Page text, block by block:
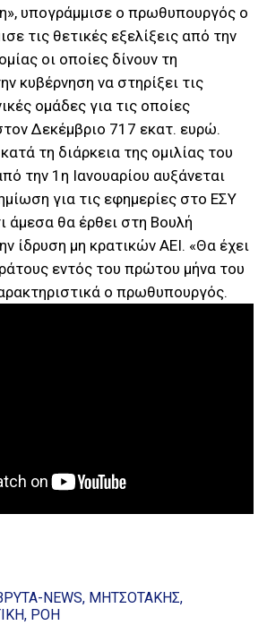
υπογράμμισε ο πρωθυπουργός ο
τις θετικές εξελίξεις από την
οι οποίες δίνουν τη
κυβέρνηση να στηρίξει τις
ομάδες για τις οποίες
Δεκέμβριο 717 εκατ. ευρώ.
τη διάρκεια της ομιλίας του
την 1η Ιανουαρίου αυξάνεται
για τις εφημερίες στο ΕΣΥ
άμεσα θα έρθει στη Βουλή
ίδρυση μη κρατικών ΑΕΙ. «Θα έχει
εντός του πρώτου μήνα του
ο πρωθυπουργός.
NEWS ΜΗΤΣΟΤΑΚΗΣ
ΡΟΗ